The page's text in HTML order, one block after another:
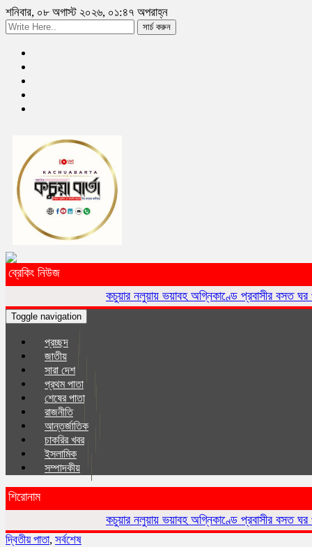
শনিবার, ০৮ অগাস্ট ২০২৬, ০১:৪৭ অপরাহ্ন
সার্চ করুন
ব্রেকিং নিউজ
কচুয়ার নলুয়ায় ভয়াবহ অগ্নিকাণ্ডে প্রবাসীর বসত ঘর পুড়ে
Toggle navigation
প্রচ্ছদ
জাতীয়
সারা দেশ
প্রথম পাতা
শেষের পাতা
রাজনীতি
আন্তর্জাতিক
চাকরির খবর
ইসলা‌মিক
সম্পাদকীয়
শিরোনাম
কচুয়ার নলুয়ায় ভয়াবহ অগ্নিকাণ্ডে প্রবাসীর বসত ঘর পুড়ে
দ্বিতীয় পাতা, সর্বশেষ